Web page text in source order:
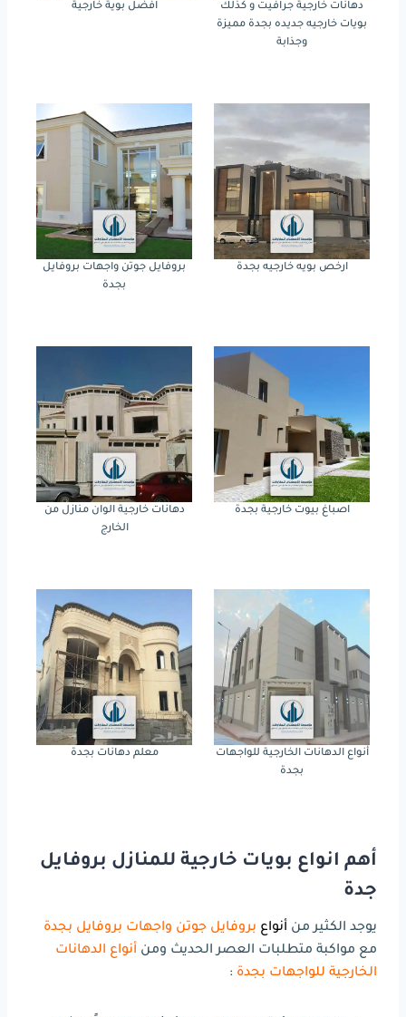
دهانات خارجية جرافيت و كذلك
بويات خارجيه جديده بجدة مميزة
وجذابة
افضل بوية خارجية
ارخص بويه خارجيه بجدة
بروفايل جوتن واجهات بروفايل
بجدة
اصباغ بيوت خارجية بجدة
دهانات خارجية الوان منازل من
الخارج
أنواع الدهانات الخارجية للواجهات
بجدة
معلم دهانات بجدة
أهم انواع بويات خارجية للمنازل بروفايل
جدة
يوجد الكثير من أنواع بروفايل جوتن واجهات بروفايل بجدة
مع مواكبة متطلبات العصر الحديث ومن أنواع الدهانات
الخارجية للواجهات بجدة :